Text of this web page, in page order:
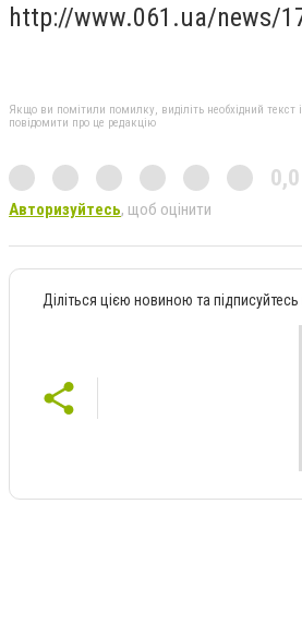
http://www.061.ua/news/
Якщо ви помітили помилку, виділіть необхідний текст
повідомити про це редакцію
0,0
Авторизуйтесь, щоб оцінити
Діліться цією новиною та